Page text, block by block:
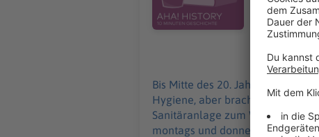
https://
02.01.2025
Bis Mitte des 20. Jahrhunderts
Hygiene, aber brachten auch die
Sanitäranlage zum Wellnesstempel. "Aha! History – Zehn Minuten Geschichte" ist der neue History-Podcast von
montags und donnerstags ab 6 Uhr. Wir freuen uns über Feedback an history@welt.de. Produktion: Serdar Deniz